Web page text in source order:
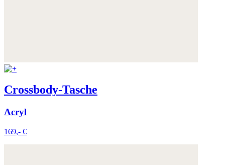
Crossbody-Tasche
Acryl
169,- €